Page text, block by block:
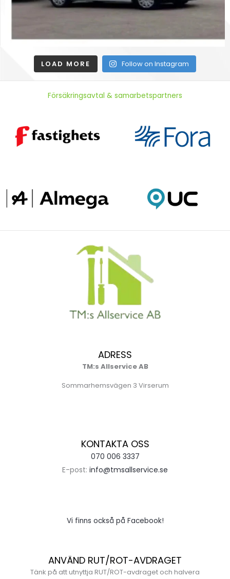
LOAD MORE Follow on Instagram
Försäkringsavtal & samarbetspartners
ADRESS
TM:s Allservice AB
Sommarhemsvägen 3 Virserum
KONTAKTA OSS
070 006 3337
E-post: info@tmsallservice.se
Vi finns också på Facebook!
ANVÄND RUT/ROT-AVDRAGET
Tänk på att utnyttja RUT/ROT-avdraget och halvera